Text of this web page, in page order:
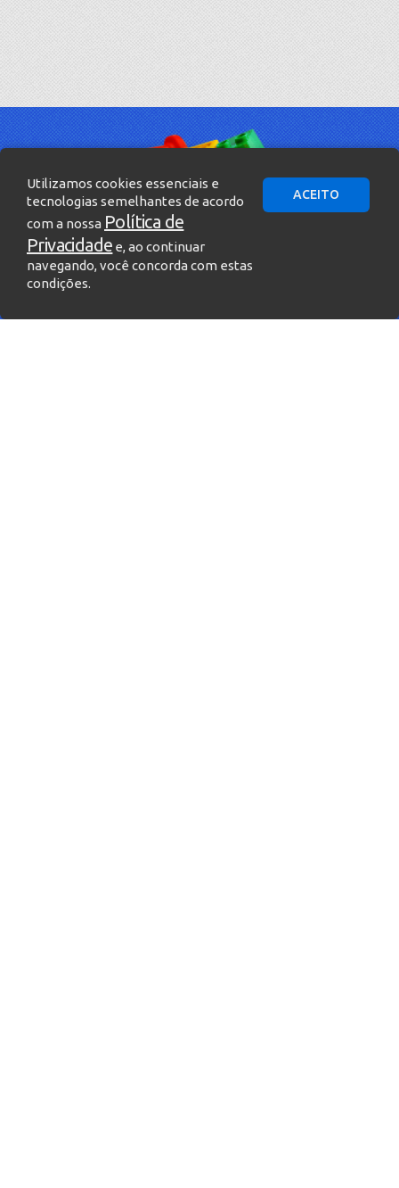
Utilizamos cookies essenciais e
tecnologias semelhantes de acordo
com a nossa Política de
Privacidade e, ao continuar
navegando, você concorda com estas
condições.
ACEITO